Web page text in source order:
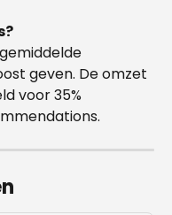
geven. De omzet
voor 35%